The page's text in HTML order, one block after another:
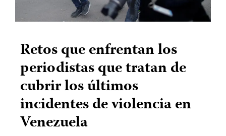
Retos que enfrentan los
periodistas que tratan de
cubrir los últimos
incidentes de violencia en
Venezuela